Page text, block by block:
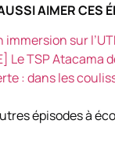
AIMER CES
immersion sur
Le TSP Atacama
: dans les
épisodes à